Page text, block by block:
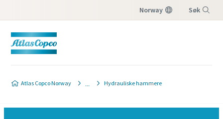
Norway Søk
Atlas Copco Norway Hydrauliske hammere